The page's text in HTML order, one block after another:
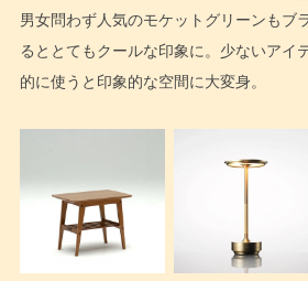
男女問わず人気のモケットグリーンもブ
るととてもクールな印象に。少ないアイ
的に使うと印象的な空間に大変身。